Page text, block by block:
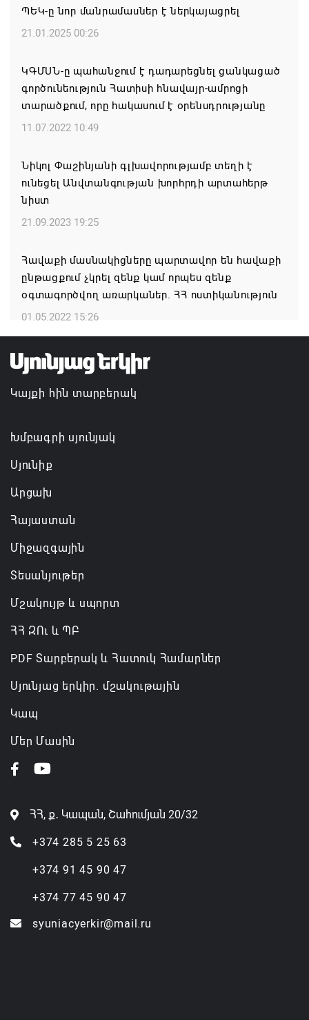
ԱՄՆ-ի զիջումների հետ
Օդի ջերմաստիճանը կնվազի 3-5 աստիճանով
10.08.2026 10:40
Երկրորդ տարին անընդմեջ Տաշտունը տոնեց իր
օրը՝ մեծ շուքով ու ոգևորությամբ
10.08.2026 00:00
ուղի» հայաստանակործան ադրբեջանա-
թուրքական ծրագիրը
09.08.2026 21:18
ՊԵԿ-ը նոր մանրամասներ է ներկայացրել
21.01.2025 00:26
ԿԳՄՍՆ-ը պահանջում է դադարեցնել ցանկացած
գործունեություն Հատիսի հնավայր-ամրոցի
տարածքում, որը հակասում է օրենսդրությանը
11.07.2022 10:49
Նիկոլ Փաշինյանի գլխավորությամբ տեղի է
ունեցել Անվտանգության խորհրդի արտահերթ
նիստ
21.09.2023 19:25
Հավաքի մասնակիցները պարտավոր են հավաքի
ընթացքում չկրել զենք կամ որպես զենք
օգտագործվող առարկաներ. ՀՀ ոստիկանություն
01.05.2022 15:26
Կայքի հին տարբերակ
Խմբագրի սյունյակ
Սյունիք
Արցախ
Հայաստան
Միջազգային
Տեսանյութեր
Մշակույթ և սպորտ
ՀՀ ԶՈւ և ՊԲ
PDF Տարբերակ և Հատուկ Համարներ
Սյունյաց երկիր. մշակութային
Կապ
Մեր Մասին
ՀՀ, ք․ Կապան, Շահումյան 20/32
+374 285 5 25 63
+374 91 45 90 47
+374 77 45 90 47
syuniacyerkir@mail.ru